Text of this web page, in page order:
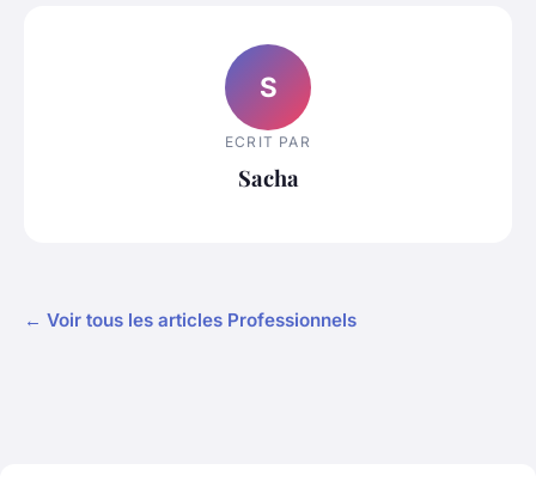
S
ECRIT PAR
Sacha
← Voir tous les articles Professionnels